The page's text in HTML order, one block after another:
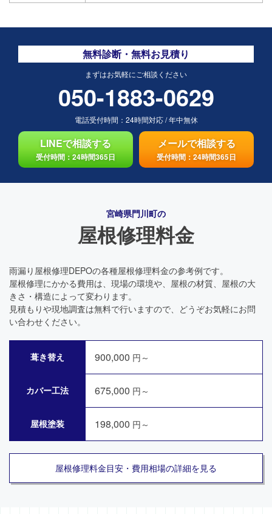
無料診断・無料お見積り
まずはお気軽にご相談ください
050-1883-0629
電話受付時間： 24時間対応/年中無休
LINEで相談する
受付時間：24時間365日
メールで相談する
受付時間：24時間365日
宮崎県門川町の
屋根修理料金
雨漏り屋根修理DEPOの各種屋根修理料金の参考例です。
屋根修理にかかる費用は、現場の環境や、屋根の材質、屋根の大
きさ・構造によって変わります。
見積もりや現地調査は無料で行いますので、どうぞお気軽にお問
い合わせください。
葺き替え 900,000 円～
カバー工法 675,000 円～
屋根塗装 198,000 円～
屋根修理料金目安・費用相場の詳細を見る